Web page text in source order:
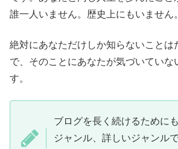
誰一人いません。歴史上にもいません。
絶対にあなただけしか知らないことは
で、そのことにあなたが気づいていな
す。
ブログを長く続けるために
ジャンル、詳しいジャンル